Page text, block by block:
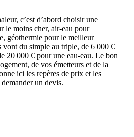
c’est d’abord choisir une
le moins cher, air-eau pour
géothermie pour le meilleur
vont du simple au triple, de 6 000 €
20 000 € pour une eau-eau. Le bon
de vos émetteurs et de la
ici les repères de prix et les
un devis.